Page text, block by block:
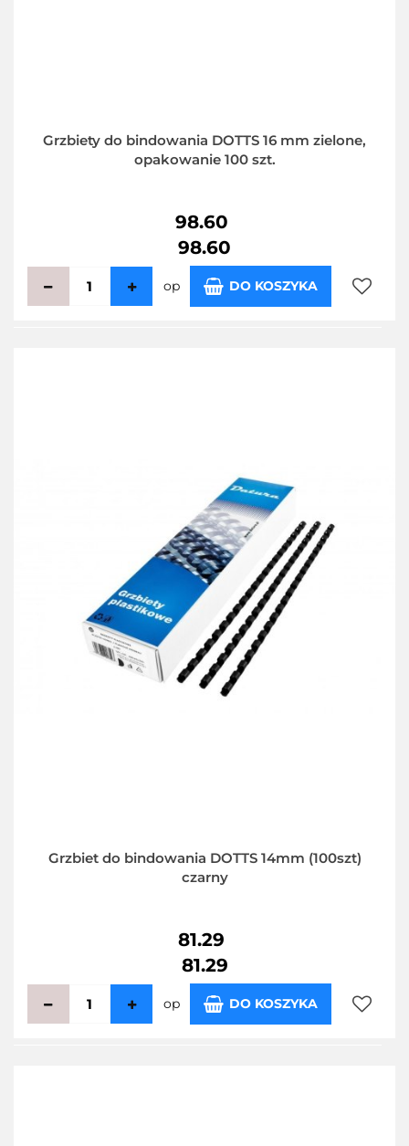
Grzbiety do bindowania DOTTS 16 mm zielone,
opakowanie 100 szt.
98.60
98.60
op DO KOSZYKA
Grzbiet do bindowania DOTTS 14mm (100szt)
czarny
81.29
81.29
op DO KOSZYKA